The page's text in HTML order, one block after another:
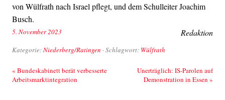
von Wülfrath nach Israel pflegt, und dem Schulleiter Joachim
Busch.
Redaktion
5. November 2023
Kategorie:Niederberg/Ratingen · Schlagwort: Wülfrath
Beitrags-Navigation
« Bundeskabinett berät verbesserte
Arbeitsmarktintegration
Unerträglich: IS-Parolen auf
Demonstration in Essen »